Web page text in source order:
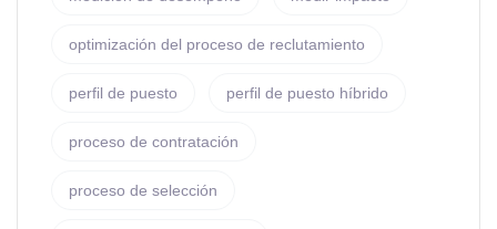
optimización del proceso de reclutamiento
perfil de puesto perfil de puesto híbrido
proceso de contratación
proceso de selección